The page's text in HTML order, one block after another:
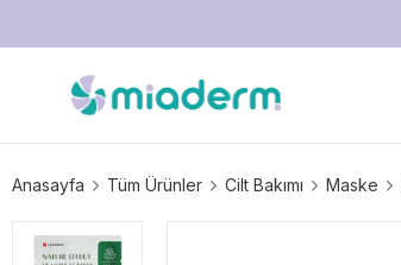
Anasayfa Tüm Ürünler Cilt Bakımı Maske